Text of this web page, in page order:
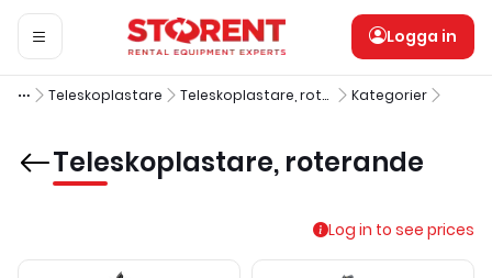
Logga in
Teleskoplastare Teleskoplastare, roterande Kategorier
Teleskoplastare, roterande
Log in to see prices